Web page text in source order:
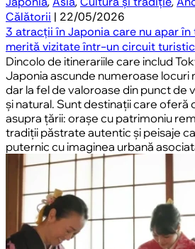
Călătorii | 22/05/2026
3 atracții în Japonia care nu apar
merită vizitate într-un circuit turistic
Dincolo de itinerariile care includ
Japonia ascunde numeroase locuri
dar la fel de valoroase din punct de
și natural. Sunt destinații care
asupra țării: orașe cu patrimoniu
tradiții păstrate autentic și peisaje
puternic cu imaginea urbană